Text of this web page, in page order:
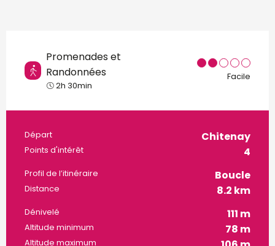
Promenades et
Randonnées
2h 30min
Facile
Informations pratiques
Départ Chitenay
Points d'intérêt 4
Profil de l’itinéraire Boucle
Distance 8.2 km
Dénivelé 111 m
Altitude minimum 78 m
Altitude maximum